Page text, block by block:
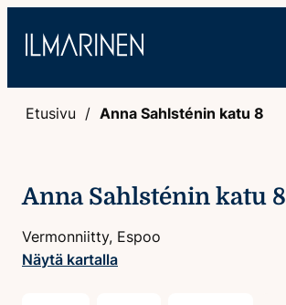
sisältöön
Etusivu Anna Sahlsténin katu 8
Anna Sahlsténin katu 8
Vermonniitty, Espoo
Näytä kartalla